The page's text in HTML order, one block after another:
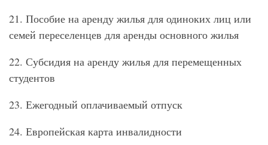
21. Пособие на аренду жилья для одиноких лиц или
семей переселенцев для аренды основного жилья
22. Субсидия на аренду жилья для перемещенных
студентов
23. Ежегодный оплачиваемый отпуск
24. Европейская карта инвалидности